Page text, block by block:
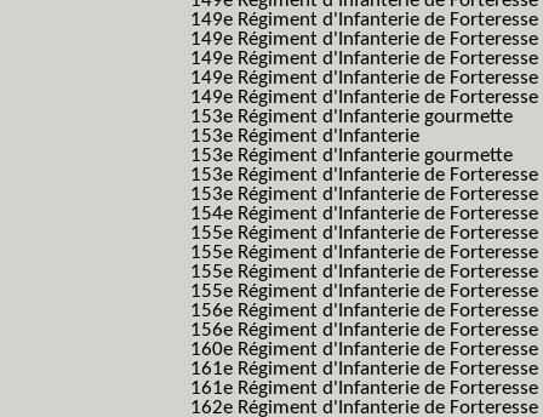
149e Régiment d'Infanterie de
149e Régiment d'Infanterie de
149e Régiment d'Infanterie de
149e Régiment d'Infanterie de
149e Régiment d'Infanterie de
153e Régiment d'Infanterie gourmette
153e Régiment d'Infanterie
153e Régiment d'Infanterie gourmette
153e Régiment d'Infanterie de
153e Régiment d'Infanterie de
154e Régiment d'Infanterie de Forteresse
155e Régiment d'Infanterie de
155e Régiment d'Infanterie de
155e Régiment d'Infanterie de
155e Régiment d'Infanterie de
156e Régiment d'Infanterie de Forteresse
156e Régiment d'Infanterie de
160e Régiment d'Infanterie de
161e Régiment d'Infanterie de Forteresse
161e Régiment d'Infanterie de
162e Régiment d'Infanterie de Forteresse